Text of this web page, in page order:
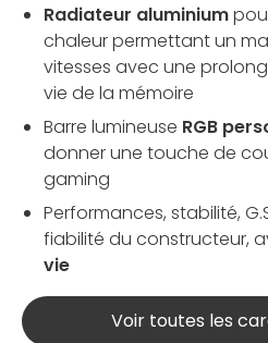
Radiateur aluminium
chaleur permettant un
vitesses avec une
vie de la mémoire
Barre lumineuse RGB
donner une touche de
gaming
Performances, stabilité,
fiabilité du constructeur,
vie
Voir toutes les